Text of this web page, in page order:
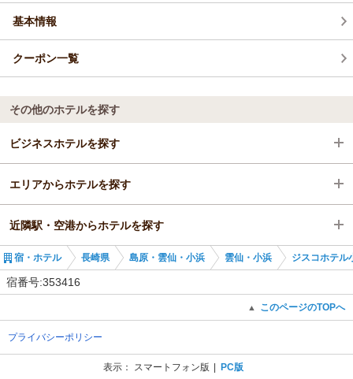
基本情報
クーポン一覧
その他のホテルを探す
ビジネスホテルを探す
長崎県
島原・雲仙・小浜
雲仙・小浜
エリアからホテルを探す
長崎県
島原・雲仙・小浜
近隣駅・空港からホテルを探す
島原港駅
宿・ホテル 長崎県 島原・雲仙・小浜 雲仙・小浜 ジスコホテル
宿番号:353416
▲ このページのTOPへ
プライバシーポリシー
表示： スマートフォン版 PC版